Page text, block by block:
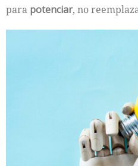
para potenciar, no